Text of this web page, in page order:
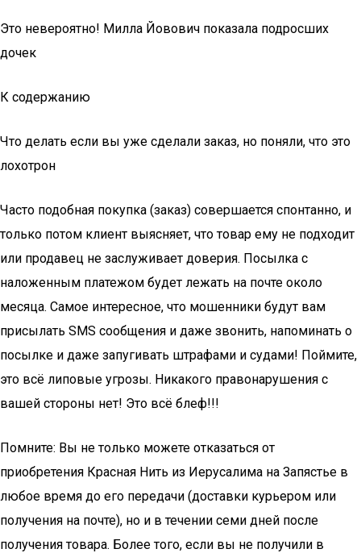
Это невероятно! Милла Йовович показала подросших
дочек
К содержанию
Что делать если вы уже сделали заказ, но поняли, что это
лохотрон
Часто подобная покупка (заказ) совершается спонтанно, и
только потом клиент выясняет, что товар ему не подходит
или продавец не заслуживает доверия. Посылка с
наложенным платежом будет лежать на почте около
месяца. Самое интересное, что мошенники будут вам
присылать SMS сообщения и даже звонить, напоминать о
посылке и даже запугивать штрафами и судами! Поймите,
это всё липовые угрозы. Никакого правонарушения с
вашей стороны нет! Это всё блеф!!!
Помните: Вы не только можете отказаться от
приобретения Красная Нить из Иерусалима на Запястье в
любое время до его передачи (доставки курьером или
получения на почте), но и в течении семи дней после
получения товара. Более того, если вы не получили в